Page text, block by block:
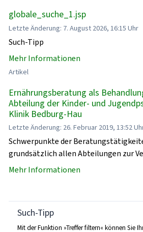
globale_suche_1.jsp
Letzte Änderung: 7. August 2026, 16:15 Uhr
Such-Tipp
Mehr Informationen
Artikel
Ernährungsberatung als
Abteilung der Kinder- und
Klinik Bedburg-Hau
Letzte Änderung: 26. Februar 2019, 13:52
Schwerpunkte der
grundsätzlich allen Abteilungen zur
Mehr Informationen
Such-Tipp
Mit der Funktion »Treffer filtern« können Sie